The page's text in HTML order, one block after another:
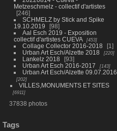
Metzeschmelz - collectif d'artistes
246
SCHMELZ by Stick and Spike
19.10.2019
98
Aal Esch 2019 - Exposition
collectif d'artistes CUEVA
453
Collage Collector 2016-2018
1
Urban Art Esch/Alzette 2018
220
Lankelz 2018
93
Urban Art Esch 2016-2017
143
Urban Art Esch/Alzette 09.07.2016
202
VILLES,MONUMENTS ET SITES
6911
37838 photos
Tags